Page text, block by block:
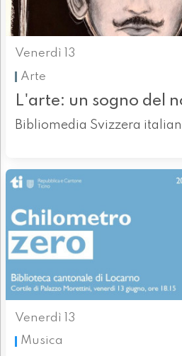
Venerdì 13
Arte
L'arte: un sogno del
Bibliomedia Svizzera
Venerdì 13
Musica